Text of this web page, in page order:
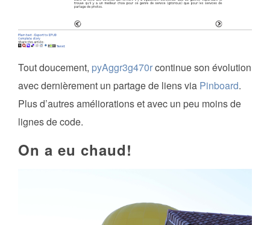
Tout doucement, pyAggr3g470rcontinue son évolution
avec dernièrement un partage de liens via Pinboard.
Plus d’autres améliorations et avec un peu moins de
lignes de code.
On a eu chaud!